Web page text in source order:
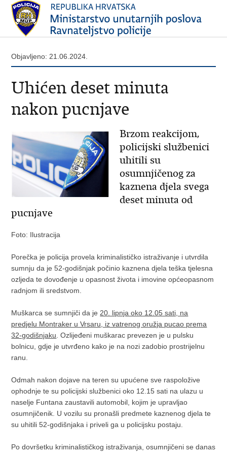
Objavljeno: 21.06.2024.
Uhićen deset minuta
nakon pucnjave
Brzom reakcijom,
policijski službenici
uhitili su
osumnjičenog za
kaznena djela svega
deset minuta od
pucnjave
Foto: Ilustracija
Porečka je policija provela kriminalističko istraživanje i utvrdila
sumnju da je 52-godišnjak počinio kaznena djela teška tjelesna
ozljeda te dovođenje u opasnost života i imovine općeopasnom
radnjom ili sredstvom.
Muškarca se sumnjiči da je 20. lipnja oko 12.05 sati, na
predjelu Montraker u Vrsaru, iz vatrenog oružja pucao prema
32-godišnjaku . Ozlijeđeni muškarac prevezen je u pulsku
bolnicu, gdje je utvrđeno kako je na nozi zadobio prostrijelnu
ranu.
Odmah nakon dojave na teren su upućene sve raspoložive
ophodnje te su policijski službenici oko 12.15 sati na ulazu u
naselje Funtana zaustavili automobil, kojim je upravljao
osumnjičenik. U vozilu su pronašli predmete kaznenog djela te
su uhitili 52-godišnjaka i priveli ga u policijsku postaju.
Po dovršetku kriminalističkog istraživanja, osumnjičeni se danas